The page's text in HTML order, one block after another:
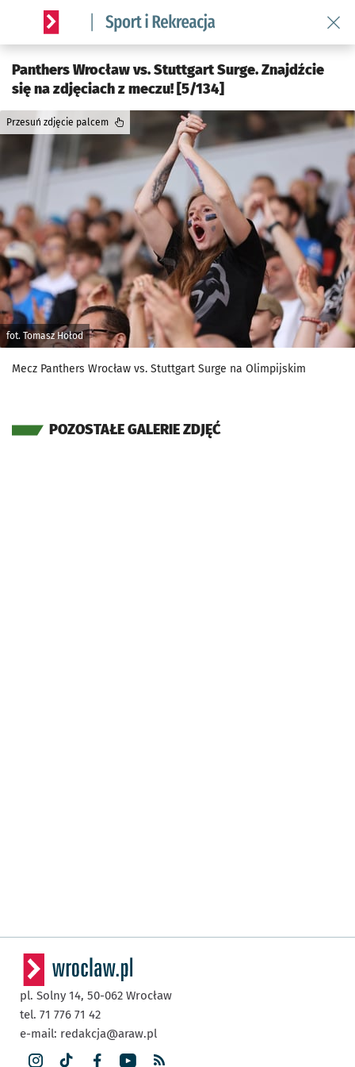
Serwis informacyjny wroclaw.pl podserwis: Sport i rekreacja
Panthers Wrocław vs. Stuttgart Surge. Znajdźcie
się na zdjęciach z meczu! [5/134]
fot. Tomasz Hołod
Przesuń zdjęcie palcem
Mecz Panthers Wrocław vs. Stuttgart Surge na Olimpijskim
POZOSTAŁE GALERIE ZDJĘĆ
pl. Solny 14, 50-062 Wrocław
tel. 71 776 71 42
e-mail: redakcja@araw.pl